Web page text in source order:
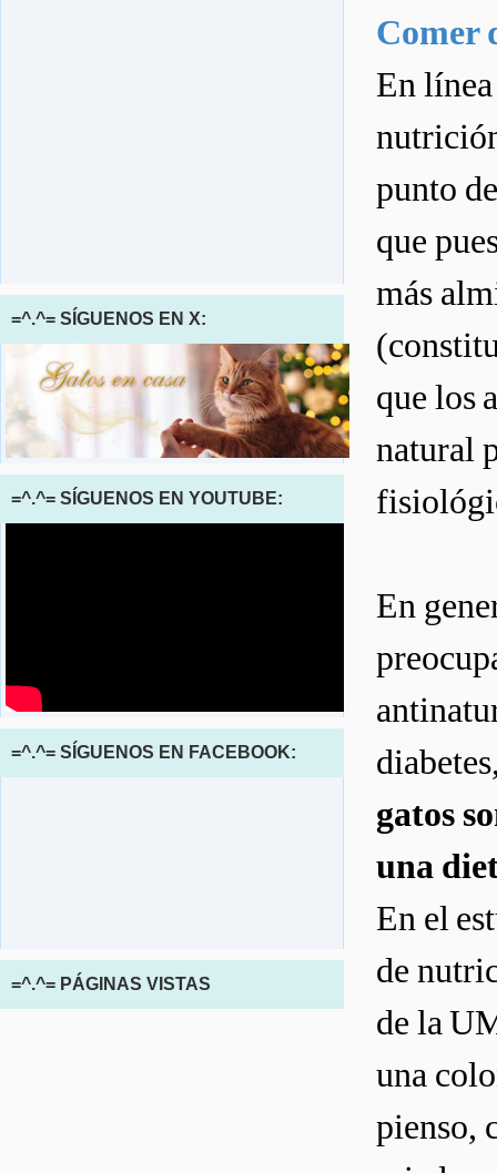
Comer
En
punto
que
más
que los
natural
En
gatos
una
En el
de
de la
una
pienso,
=^.^= SÍGUENOS EN X:
=^.^= SÍGUENOS EN YOUTUBE:
=^.^= SÍGUENOS EN FACEBOOK:
=^.^= PÁGINAS VISTAS